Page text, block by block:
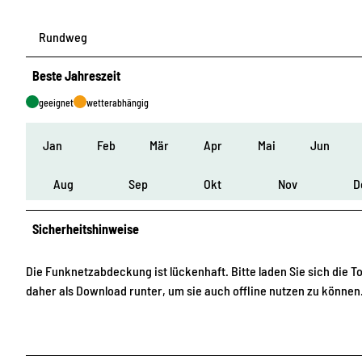
Rundweg
Beste Jahreszeit
geeignet wetterabhängig
Jan Feb Mär Apr Mai Jun
Aug Sep Okt Nov
Sicherheitshinweise
Die Funknetzabdeckung ist lückenhaft. Bitte laden Sie sich die
daher als Download runter, um sie auch offline nutzen zu